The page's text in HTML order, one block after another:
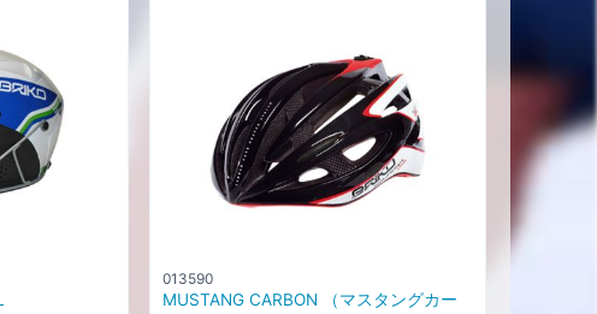
013590
MUSTANG CARBON （マスタングカー